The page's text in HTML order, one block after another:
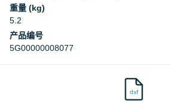
重量 (kg)
5.2
产品编号
5G00000008077
dxf